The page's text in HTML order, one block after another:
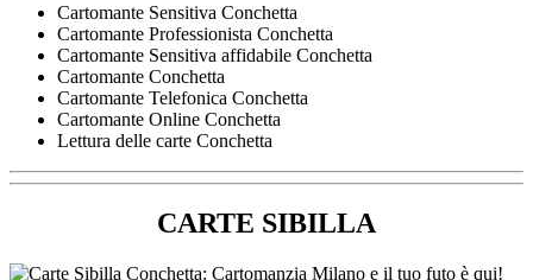
Cartomante Sensitiva Conchetta
Cartomante Professionista Conchetta
Cartomante Sensitiva affidabile Conchetta
Cartomante Conchetta
Cartomante Telefonica Conchetta
Cartomante Online Conchetta
Lettura delle carte Conchetta
CARTE SIBILLA